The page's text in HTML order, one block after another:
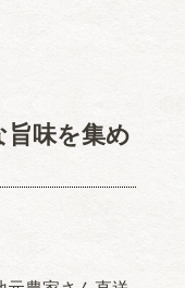
味を集め